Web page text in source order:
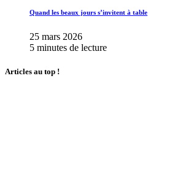
Quand les beaux jours s’invitent à table
25 mars 2026
5 minutes de lecture
Articles au top !